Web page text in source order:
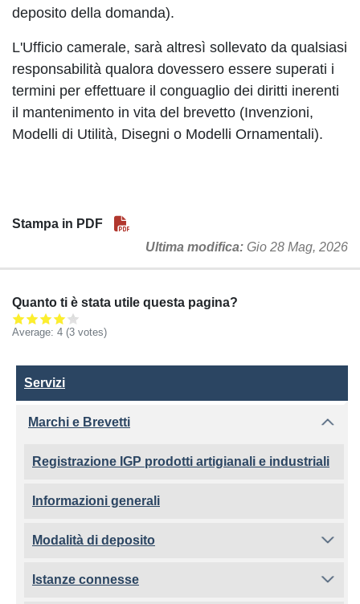
deposito della domanda).
L'Ufficio camerale, sarà altresì sollevato da qualsiasi
responsabilità qualora dovessero essere superati i
termini per effettuare il conguaglio dei diritti inerenti
il mantenimento in vita del brevetto (Invenzioni,
Modelli di Utilità, Disegni o Modelli Ornamentali).
Stampa in PDF
Ultima modifica Gio 28 Mag, 2026
Quanto ti è stata utile questa pagina?
Average: 4 (3 votes)
Servizi
Servizi
Marchi e Brevetti
Registrazione IGP prodotti artigianali e industriali
Informazioni generali
Modalità di deposito
Istanze connesse